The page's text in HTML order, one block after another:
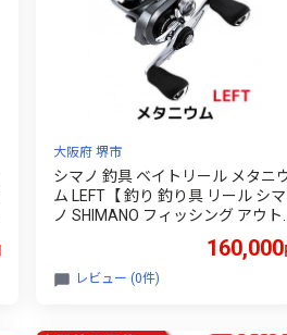
大阪府 堺市
シマノ 釣具 ベイトリール メタニ
ム LEFT【 釣り 釣り具 リール シマ
ノ SHIMANO フィッシング アウト
160,000
レビュー (0件)